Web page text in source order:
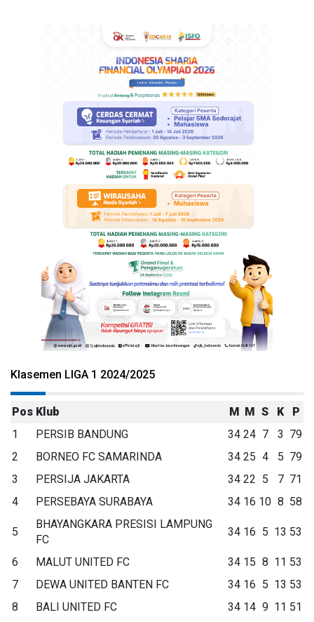
Klasemen LIGA 1 2024/2025
Pos Klub M M S K
P
1
PERSIB BANDUNG 34 24 7 3 79
2
BORNEO FC SAMARINDA 34 25 4 5 79
3
PERSIJA JAKARTA 34 22 5 7 71
4
PERSEBAYA SURABAYA 34 16 10 8 58
5
BHAYANGKARA PRESISI LAMPUNG
FC
34 16 5 13 53
6 MALUT UNITED FC 34 15 8 11 53
7
DEWA UNITED BANTEN FC 34 16 5 13 53
8
BALI UNITED FC 34 14 9 11 51